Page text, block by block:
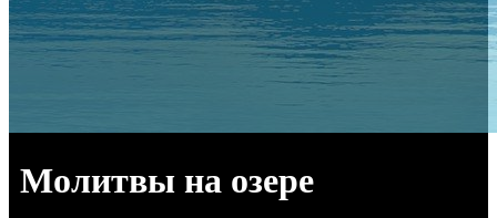
Молитвы на озере